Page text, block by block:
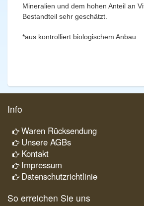
Mineralien und dem hohen Anteil an
Bestandteil sehr geschätzt.
*aus kontrolliert biologischem Anbau
Info
Waren Rücksendung
Unsere AGBs
Kontakt
Impressum
Datenschutzrichtlinie
So erreichen Sie uns